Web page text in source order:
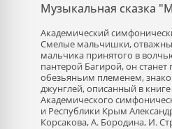
Музыкальная сказка
Академический
Смелые мальчишки,
мальчика принятого в
пантерой Багирой, он
обезьяньим племенем,
джунглей, описанный в
Академического
и Республики Крым
Корсакова, А. Бородина, И.